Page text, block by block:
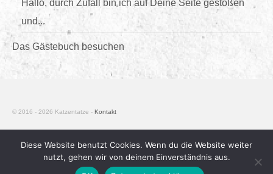
Hallo, durch Zufall bin ich auf Deine Seite gestoßen
und...
Das Gästebuch besuchen
© 2016 - 2026 Katzentatze - Kontakt
Diese Website benutzt Cookies. Wenn du die Website weiter
nutzt, gehen wir von deinem Einverständnis aus.